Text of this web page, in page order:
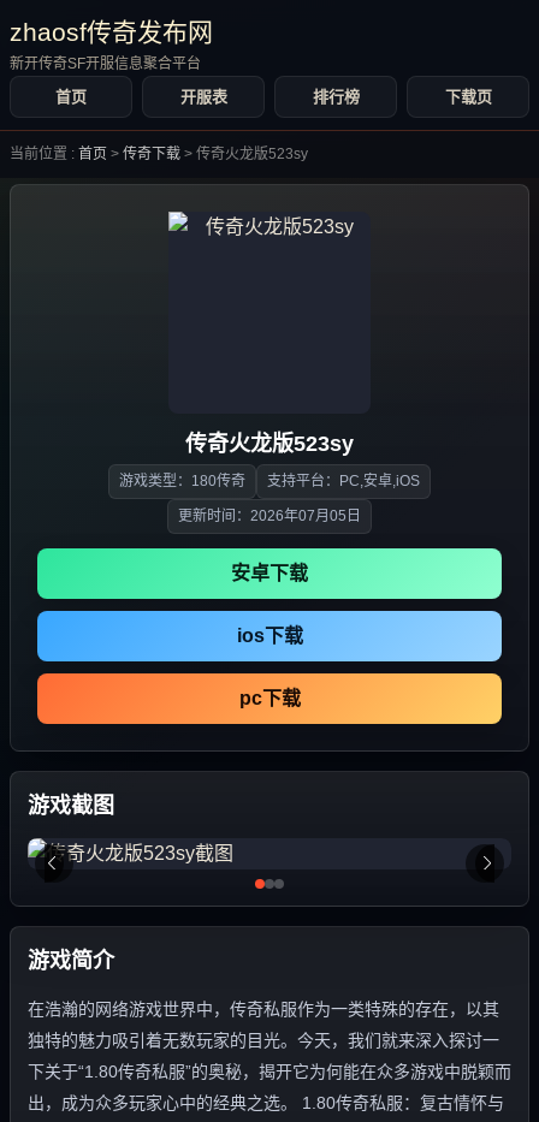
zhaosf传奇发布网
新开传奇SF开服信息聚合平台
首页 开服表 排行榜 下载页
当前位置 : 首页 > 传奇下载 > 传奇火龙版523sy
传奇火龙版523sy
游戏类型：180传奇 支持平台：PC,安卓,iOS
更新时间：2026年07月05日
安卓下载
ios下载
pc下载
游戏截图
游戏简介
在浩瀚的网络游戏世界中，传奇私服作为一类特殊的存在，以其
独特的魅力吸引着无数玩家的目光。今天，我们就来深入探讨一
下关于“1.80传奇私服”的奥秘，揭开它为何能在众多游戏中脱颖而
出，成为众多玩家心中的经典之选。 1.80传奇私服：复古情怀与